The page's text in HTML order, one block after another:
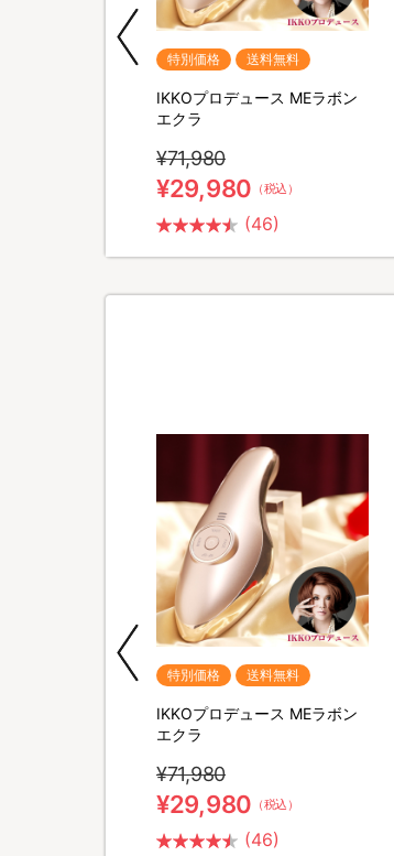
特別価格 送料無料
IKKOプロデュース MEラボン
エクラ
¥71,980
¥29,980 （税込）
(46)
特別価格 送料無料
IKKOプロデュース MEラボン
エクラ
¥71,980
¥29,980 （税込）
(46)